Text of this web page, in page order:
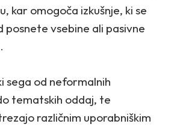
kar omogoča izkušnje, ki se
posnete vsebine ali pasivne
sega od neformalnih
tematskih oddaj, te
različnim uporabniškim